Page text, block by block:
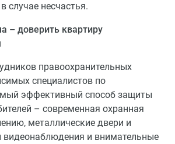
случае несчастья.
– доверить квартиру
правоохранительных
специалистов по
эффективный способ защиты
– современная охранная
металлические двери и
и внимательные